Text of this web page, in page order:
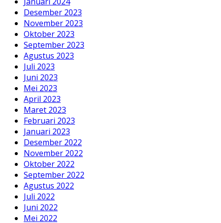
Desember 2023
November 2023
Oktober 2023
September 2023
Agustus 2023
Juli 2023
Juni 2023
Mei 2023
April 2023
Maret 2023
Februari 2023
Januari 2023
Desember 2022
November 2022
Oktober 2022
September 2022
Agustus 2022
Juli 2022
Juni 2022
Mei 2022